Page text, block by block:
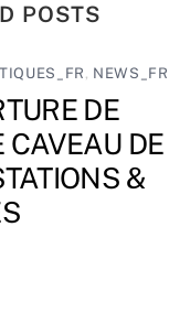
POSTS
NEWS_FR
DE
CAVEAU DE
&